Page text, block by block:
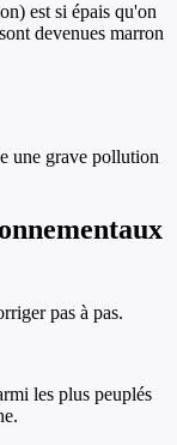
est si épais qu'on
devenues marron
une grave pollution
pas à pas.
les plus peuplés